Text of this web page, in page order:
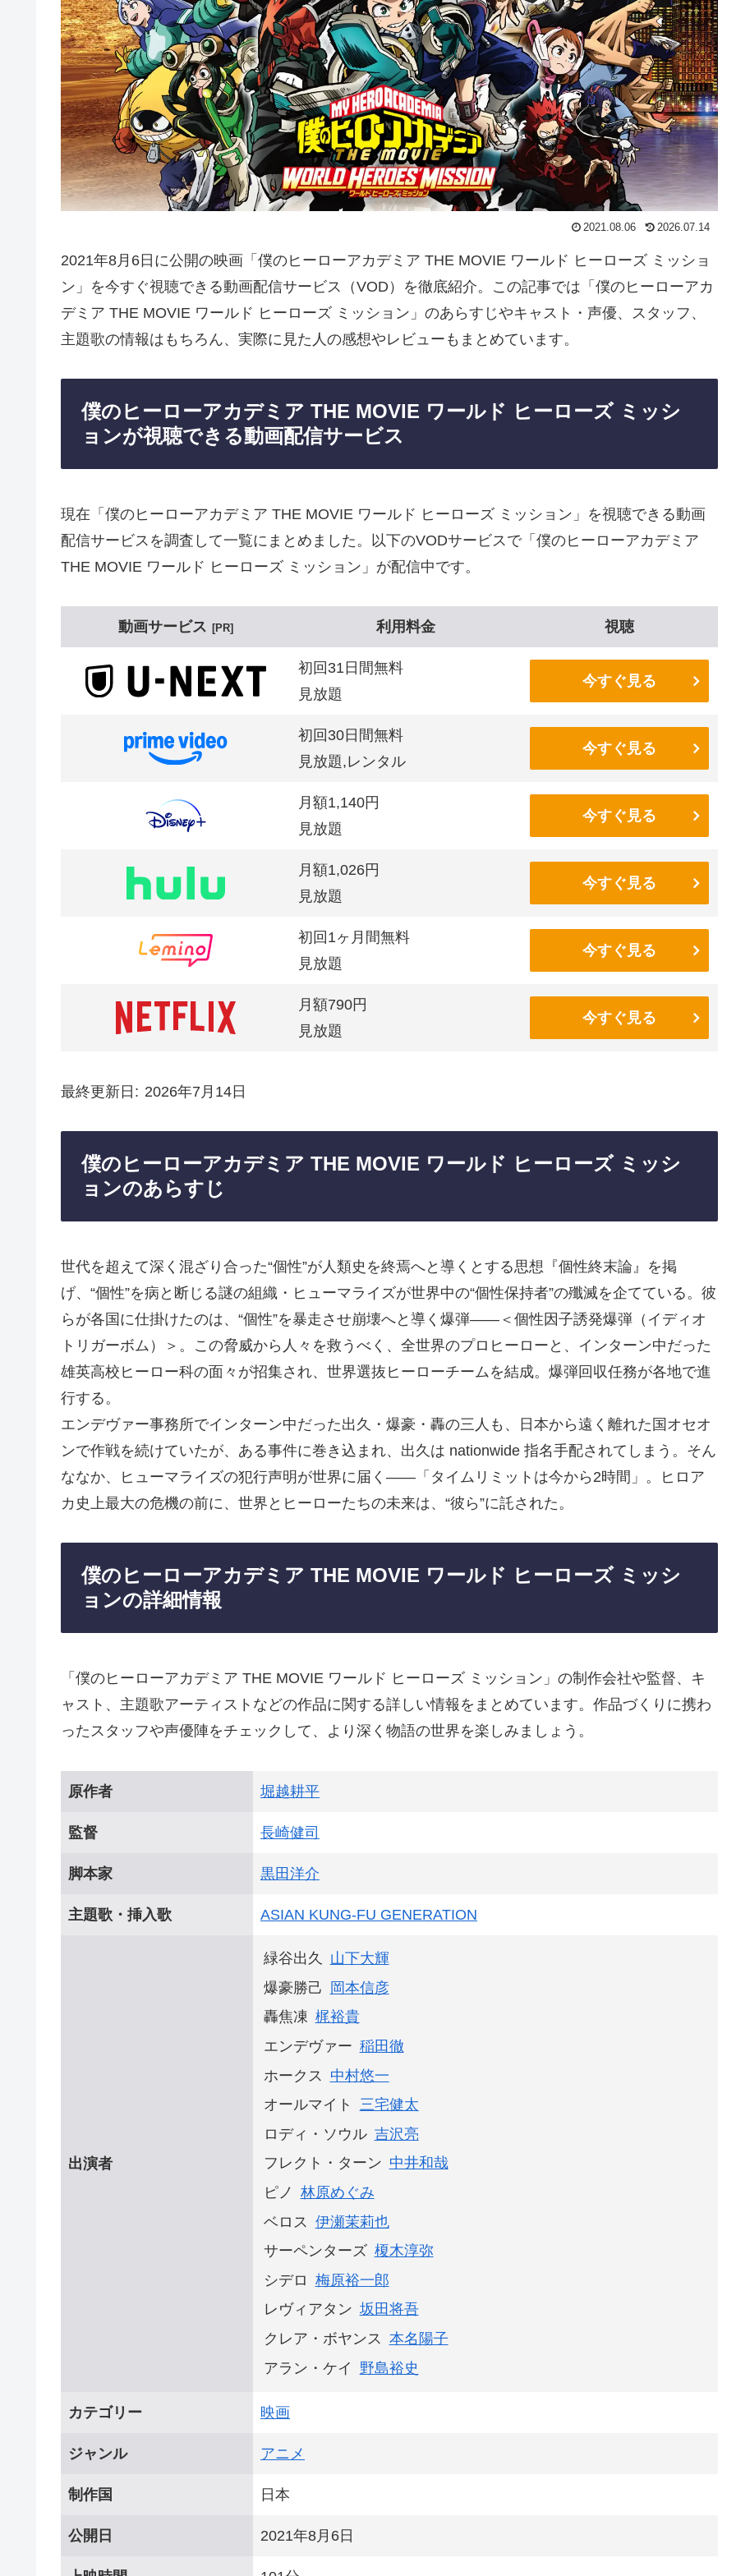
2021.08.06 2026.07.14
2021年8月6日に公開の映画「僕のヒーローアカデミア THE MOVIE ワールド ヒーローズ ミッショ
ン」を今すぐ視聴できる動画配信サービス（VOD）を徹底紹介。この記事では「僕のヒーローアカ
デミア THE MOVIE ワールド ヒーローズ ミッション」のあらすじやキャスト・声優、スタッフ、
主題歌の情報はもちろん、実際に見た人の感想やレビューもまとめています。
僕のヒーローアカデミア THE MOVIE ワールド ヒーローズ ミッシ
ョンが視聴できる動画配信サービス
現在「僕のヒーローアカデミア THE MOVIE ワールド ヒーローズ ミッション」を視聴できる動画
配信サービスを調査して一覧にまとめました。以下のVODサービスで「僕のヒーローアカデミア
THE MOVIE ワールド ヒーローズ ミッション」が配信中です。
動画サービス PR 利用料金 視聴
初回31日間無料
見放題
今すぐ見る
初回30日間無料
見放題,レンタル
今すぐ見る
月額1,140円
見放題
今すぐ見る
月額1,026円
見放題
今すぐ見る
初回1ヶ月間無料
見放題
今すぐ見る
月額790円
見放題
今すぐ見る
最終更新日 2026年7月14日
僕のヒーローアカデミア THE MOVIE ワールド ヒーローズ ミッシ
ョンのあらすじ
世代を超えて深く混ざり合った“個性”が人類史を終焉へと導くとする思想『個性終末論』を掲
げ、“個性”を病と断じる謎の組織・ヒューマライズが世界中の“個性保持者”の殲滅を企てている。彼
らが各国に仕掛けたのは、“個性”を暴走させ崩壊へと導く爆弾――＜個性因子誘発爆弾（イディオ
トリガーボム）＞。この脅威から人々を救うべく、全世界のプロヒーローと、インターン中だった
雄英高校ヒーロー科の面々が招集され、世界選抜ヒーローチームを結成。爆弾回収任務が各地で進
行する。
エンデヴァー事務所でインターン中だった出久・爆豪・轟の三人も、日本から遠く離れた国オセオ
ンで作戦を続けていたが、ある事件に巻き込まれ、出久は nationwide 指名手配されてしまう。そん
ななか、ヒューマライズの犯行声明が世界に届く――「タイムリミットは今から2時間」。ヒロア
カ史上最大の危機の前に、世界とヒーローたちの未来は、“彼ら”に託された。
僕のヒーローアカデミア THE MOVIE ワールド ヒーローズ ミッシ
ョンの詳細情報
「僕のヒーローアカデミア THE MOVIE ワールド ヒーローズ ミッション」の制作会社や監督、キ
ャスト、主題歌アーティストなどの作品に関する詳しい情報をまとめています。作品づくりに携わ
ったスタッフや声優陣をチェックして、より深く物語の世界を楽しみましょう。
原作者 堀越耕平
監督 長崎健司
脚本家 黒田洋介
主題歌・挿入歌 ASIAN KUNG-FU GENERATION
出演者
緑谷出久
山下大輝
爆豪勝己
岡本信彦
轟焦凍 梶裕貴
エンデヴァー 稲田徹
ホークス
中村悠一
オールマイト
三宅健太
ロディ・ソウル 吉沢亮
フレクト・ターン 中井和哉
ピノ 林原めぐみ
ベロス 伊瀬茉莉也
サーペンターズ 榎木淳弥
シデロ 梅原裕一郎
レヴィアタン 坂田将吾
クレア・ボヤンス 本名陽子
アラン・ケイ
野島裕史
カテゴリー 映画
ジャンル アニメ
制作国 日本
公開日 2021年8月6日